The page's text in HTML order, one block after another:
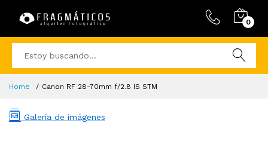
0
Home Canon RF 28-70mm f/2.8 IS STM
Galería de imágenes